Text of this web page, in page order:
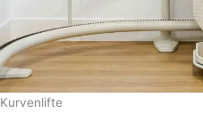
Kurvenlifte